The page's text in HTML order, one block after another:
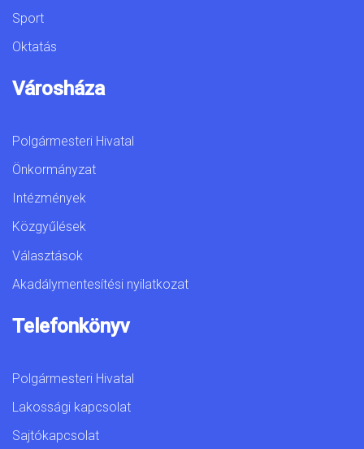
Sport
Oktatás
Városháza
Polgármesteri Hivatal
Önkormányzat
Intézmények
Közgyűlések
Választások
Akadálymentesítési nyilatkozat
Telefonkönyv
Polgármesteri Hivatal
Lakossági kapcsolat
Sajtókapcsolat